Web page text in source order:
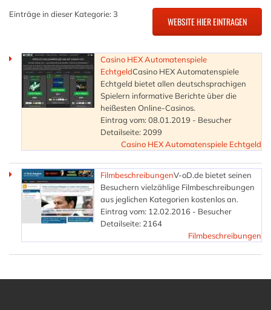
Einträge in dieser Kategorie: 3
Casino HEX Automatenspiele
EchtgeldCasino HEX Automatenspiele
Echtgeld bietet allen deutschsprachigen
Spielern informative Berichte über die
heißesten Online-Casinos.
Eintrag vom: 08.01.2019 - Besucher
Detailseite: 2099
Casino HEX Automatenspiele Echtgeld
FilmbeschreibungenV-oD.de bietet seinen
Besuchern vielzählige Filmbeschreibungen
aus jeglichen Kategorien kostenlos an.
Eintrag vom: 12.02.2016 - Besucher
Detailseite: 2164
Filmbeschreibungen